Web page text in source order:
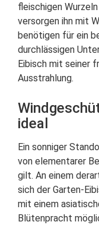
fleischigen
versorgen ihn mit
benötigen für ein
durchlässigen
Eibisch mit seiner
Ausstrahlung.
ideal
Ein sonniger
von elementarer
gilt. An einem
sich der Garten-
mit einem
Blütenpracht